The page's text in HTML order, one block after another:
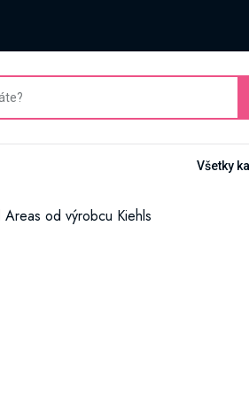
Všetky
od výrobcu Kiehls